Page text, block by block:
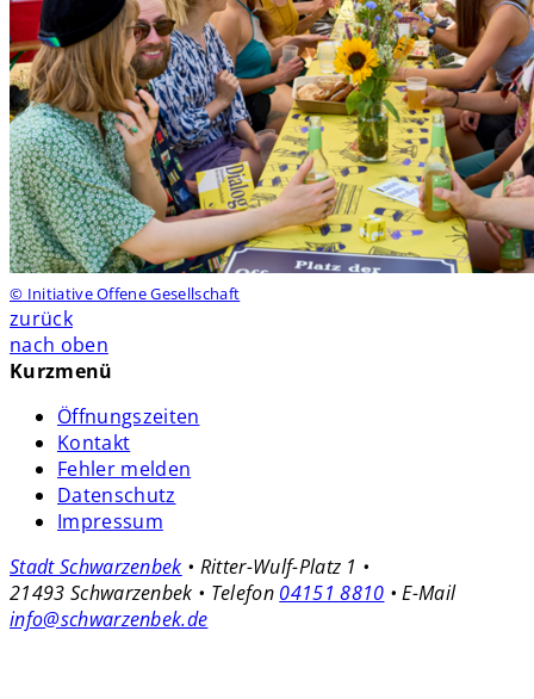
© Initiative Offene Gesellschaft
zurück
nach oben
Kurzmenü
Öffnungszeiten
Kontakt
Fehler melden
Datenschutz
Impressum
Stadt Schwarzenbek • Ritter-Wulf-Platz 1 •
21493 Schwarzenbek • Telefon 04151 8810 • E-Mail
info@schwarzenbek.de